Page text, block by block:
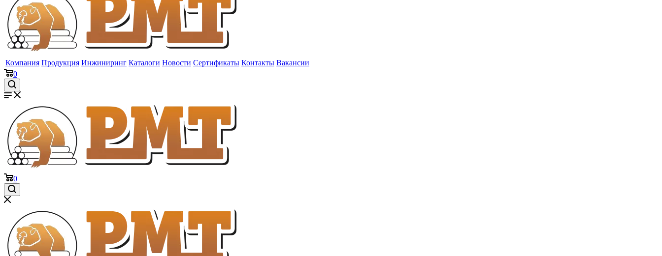
Компания Продукция Инжиниринг Каталоги Новости Сертификаты Контакты Вакансии
0
0